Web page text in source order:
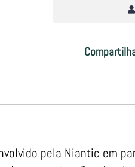
pela Niantic em